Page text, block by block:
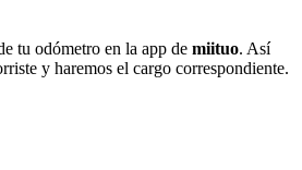
tu odómetro en la app de miituo. Así
y haremos el cargo correspondiente.